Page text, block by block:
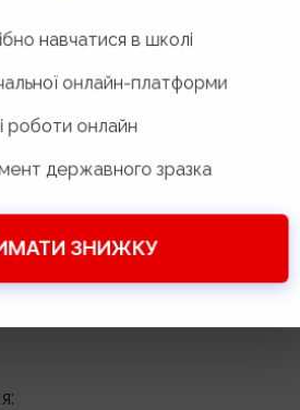
навчатися в школі
онлайн-платформи
роботи онлайн
державного зразка
ЗНИЖКУ
підлаштовуватися під